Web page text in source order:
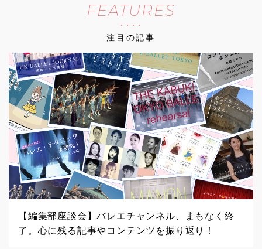
FEATURES
注目の記事
【編集部座談会】バレエチャンネル、まもなく終
了。心に残る記事やコンテンツを振り返り！